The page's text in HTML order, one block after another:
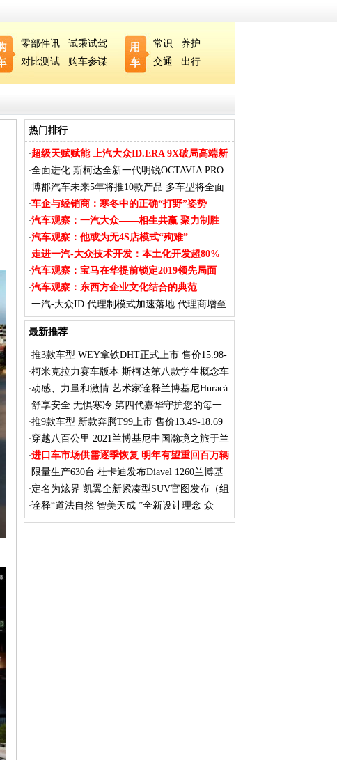
零部件讯
试乘试驾
对比测试
购车参谋
常识
养护
交通
出行
热门排行
·超级天赋赋能 上汽大众ID.ERA 9X破局高端新
能
·全面进化 斯柯达全新一代明锐OCTAVIA PRO
内饰
·博郡汽车未来5年将推10款产品 多车型将全面
覆
·车企与经销商：寒冬中的正确“打野”姿势
·汽车观察：一汽大众——相生共赢 聚力制胜
·汽车观察：他或为无4S店模式“殉难”
·走进一汽-大众技术开发：本土化开发超80%
·汽车观察：宝马在华提前锁定2019领先局面
·汽车观察：东西方企业文化结合的典范
·一汽-大众ID.代理制模式加速落地 代理商增至
7
最新推荐
·推3款车型 WEY拿铁DHT正式上市 售价15.98-
17.
·柯米克拉力赛车版本 斯柯达第八款学生概念车
·动感、力量和激情 艺术家诠释兰博基尼Huracá
·舒享安全 无惧寒冷 第四代嘉华守护您的每一
次
·推9款车型 新款奔腾T99上市 售价13.49-18.69
·穿越八百公里 2021兰博基尼中国瀚境之旅于兰
·进口车市场供需逐季恢复 明年有望重回百万辆
· 限量生产630台 杜卡迪发布Diavel 1260兰博基
·定名为炫界 凯翼全新紧凑型SUV官图发布（组
图）
·诠释“道法自然 智美天成 ”全新设计理念 众